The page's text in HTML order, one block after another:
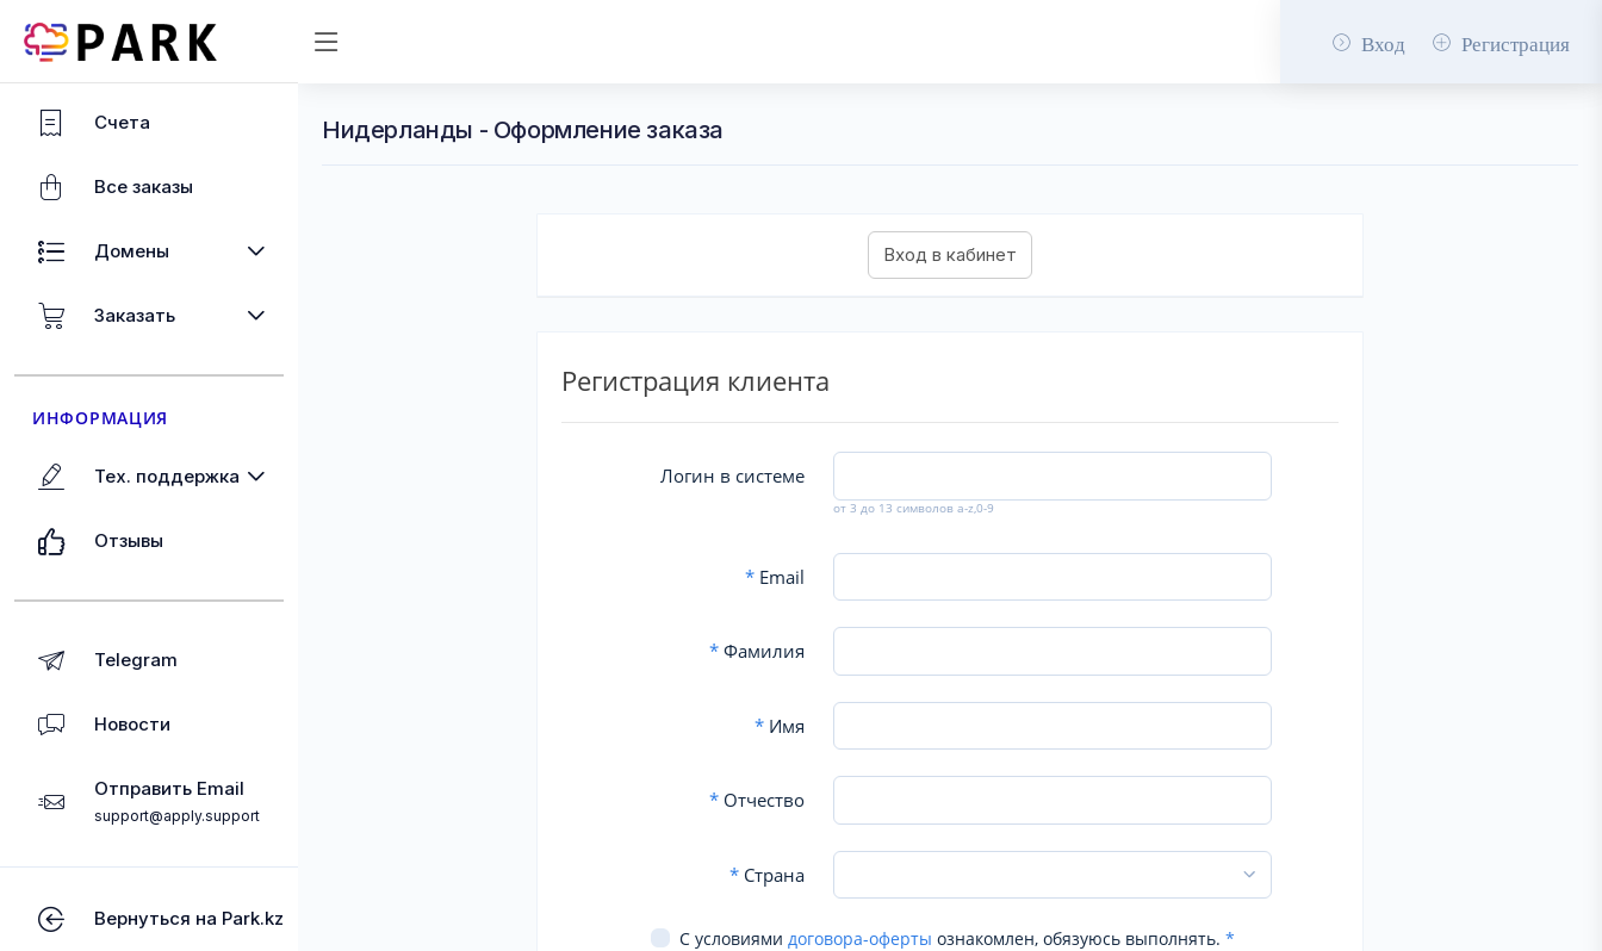
Вход Регистрация
Счета
Все заказы
Домены
Заказать
ИНФОРМАЦИЯ
Тех. поддержка
Отзывы
Telegram
Новости
Отправить Email
support@apply.support
Вернуться на Park.kz
Нидерланды - Оформление заказа
Регистрация клиента
Логин в системе
от 3 до 13 символов a-z,0-9
*Email
*Фамилия
*Имя
*Отчество
*Страна
С условиями договора-оферты ознакомлен, обязуюсь выполнять. *